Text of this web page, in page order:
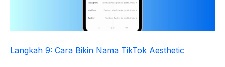
Langkah 9: Cara Bikin Nama TikTok Aesthetic